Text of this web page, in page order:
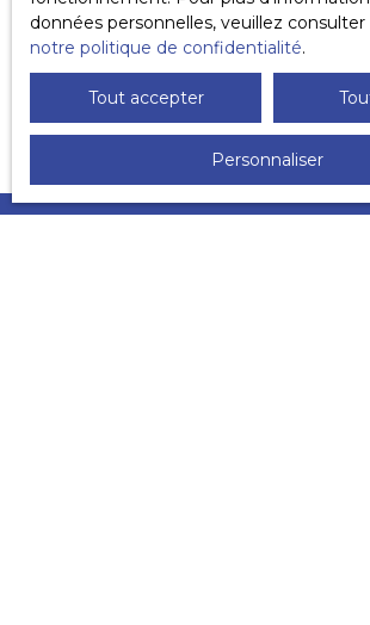
Recevoir des annonces
données personnelles, veuillez consulter
notre politique de confidentialité.
Tout accepter
Personnaliser